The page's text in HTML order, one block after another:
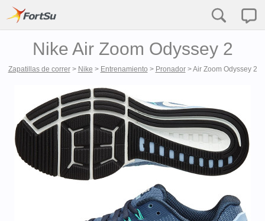
Nike Air Zoom Odyssey 2
Zapatillas de correr> Nike > Entrenamiento > Pronador>Air Zoom Odyssey 2